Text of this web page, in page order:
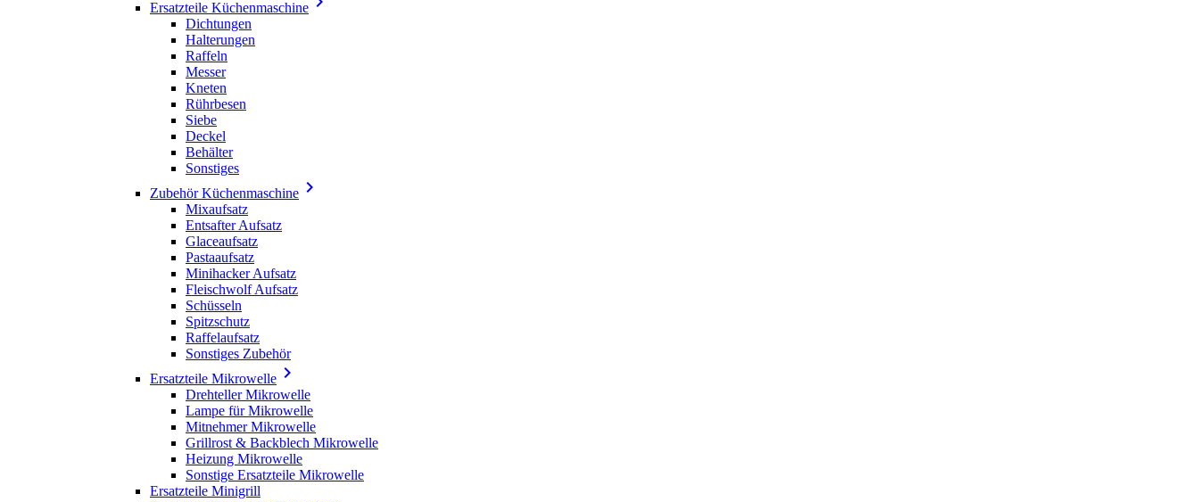
Ersatzteile Küchenmaschine
Dichtungen
Halterungen
Raffeln
Messer
Kneten
Rührbesen
Siebe
Deckel
Behälter
Sonstiges
Zubehör Küchenmaschine 
Mixaufsatz
Entsafter Aufsatz
Glaceaufsatz
Pastaaufsatz
Minihacker Aufsatz
Fleischwolf Aufsatz
Schüsseln
Spitzschutz
Raffelaufsatz
Sonstiges Zubehör
Ersatzteile Mikrowelle 
Drehteller Mikrowelle
Lampe für Mikrowelle
Mitnehmer Mikrowelle
Grillrost & Backblech Mikrowelle
Heizung Mikrowelle
Sonstige Ersatzteile Mikrowelle
Ersatzteile Minigrill